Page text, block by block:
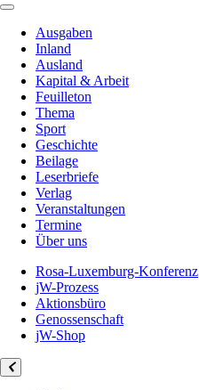
Ausgaben
Inland
Ausland
Kapital & Arbeit
Feuilleton
Thema
Sport
Geschichte
Beilage
Leserbriefe
Verlag
Veranstaltungen
Termine
Über uns
Rosa-Luxemburg-Konferenz
jW-Prozess
Aktionsbüro
Genossenschaft
jW-Shop